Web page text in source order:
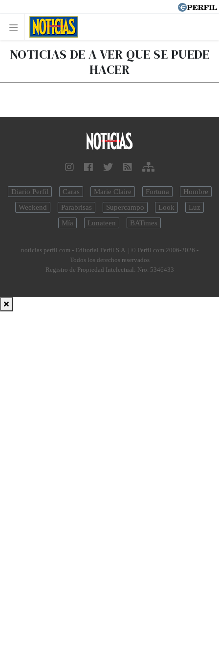
NOTICIAS DE A VER QUE SE PUEDE
HACER
Diario Perfil Caras Marie Claire Fortuna
Hombre
Weekend
Parabrisas Supercampo Look
Luz
Mía
Lunateen BATimes
noticias.perfil.com - Editorial Perfil S.A. | © Perfil.com 2006-2026 -
Todos los derechos reservados
Registro de Propiedad Intelectual: Nro. 5346433